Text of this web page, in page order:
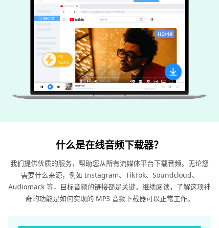
什么是在线音频下载器？
我们提供优质的服务，帮助您从所有流媒体平台下载音频。无论您
需要什么来源，例如 Instagram、TikTok、Soundcloud、
Audiomack 等，目标音频的链接都是关键。继续阅读，了解这项神
奇的功能是如何实现的 MP3 音频下载器可以正常工作。